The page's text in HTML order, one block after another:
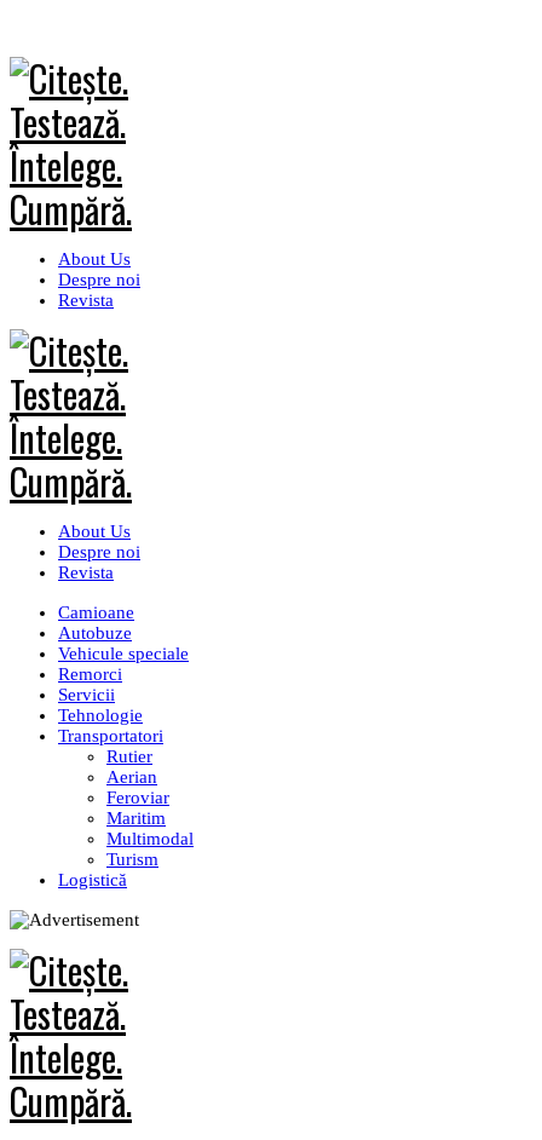
About Us
Despre noi
Revista
About Us
Despre noi
Revista
Camioane
Autobuze
Vehicule speciale
Remorci
Servicii
Tehnologie
Transportatori
Rutier
Aerian
Feroviar
Maritim
Multimodal
Turism
Logistică